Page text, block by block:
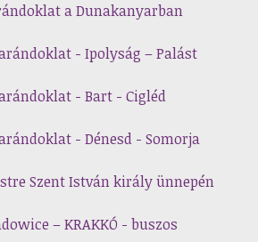
a Dunakanyarban
- Ipolyság – Palást
- Bart - Cigléd
- Dénesd - Somorja
Szent István király ünnepén
– KRAKKÓ - buszos